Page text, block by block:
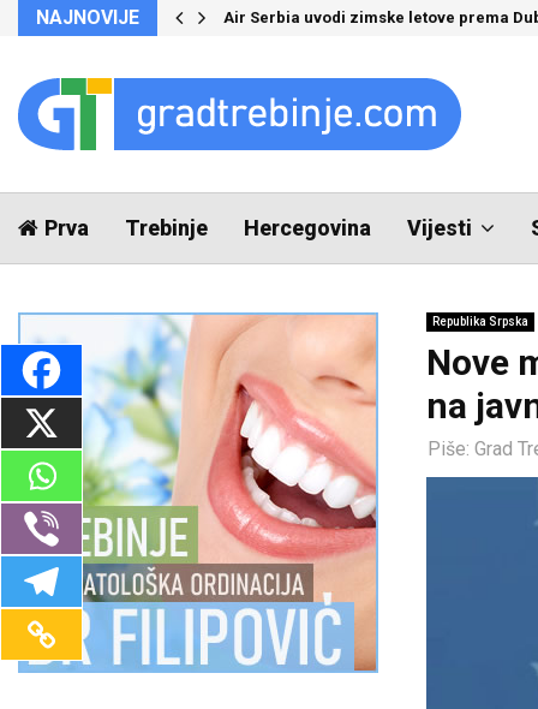
NAJNOVIJE Air Serbia uvodi zimske letove prema
Prva Trebinje Hercegovina Vijesti
Republika Srpska
Nove
na
Piše: Grad